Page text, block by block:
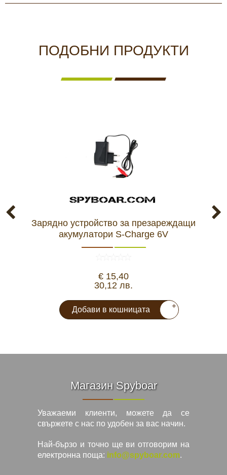
ПОДОБНИ ПРОДУКТИ
Зарядно устройство за презареждащи
акумулатори S-Charge 6V
€ 15,40
30,12 лв.
Добави в кошницата +
Магазин Spyboar
Уважаеми клиенти, можете да се
свържете с нас по удобен за вас начин.
Най-бързо и точно ще ви отговорим на
електронна поща: info@spyboar.com.